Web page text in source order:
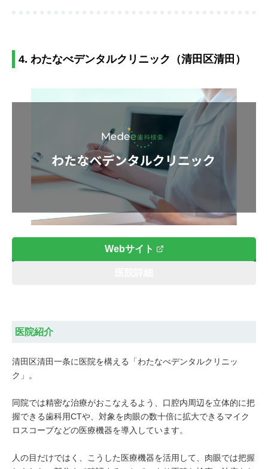
4. わたなべデンタルクリニック（清田区清田）
Webサイト
医院紹介
清田区清田一条に医院を構える「わたなべデンタルクリニッ
ク」。
同院では精密な治療がおこなえるよう、口腔内周辺を立体的に把
握できる歯科用CTや、対象を肉眼の数十倍に拡大できるマイク
ロスコープなどの医療機器を導入しています。
人の目だけではく、こうした医療機器を活用して、肉眼では把握